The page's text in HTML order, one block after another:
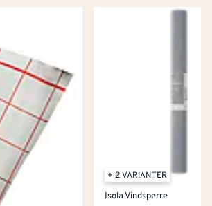
+ 2 VARIANTER
Isola Vindsperre